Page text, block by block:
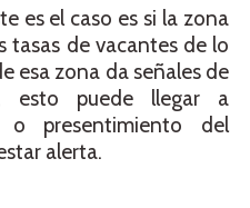
es el caso es si la zona
tasas de vacantes de lo
esa zona da señales de
esto puede llegar a
o presentimiento del
alerta.